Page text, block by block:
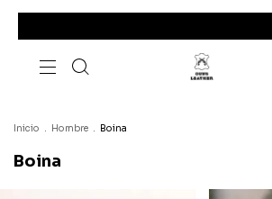
Inicio . Hombre . Boina
Boina